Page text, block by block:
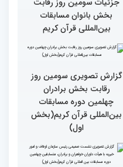
گزارش تصویری حضور
اصحاب رسانه درچهلمین
دوره مسابقات بین المللی
قاری نیجریایی: نوجوانان
جهان عمل به قرآن را
سرلوحه امور خود قرار دهند